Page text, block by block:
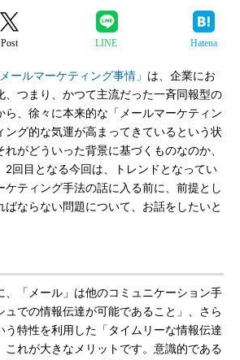
Post LINE Hatena
ールマーケティング事情」 は、企業にお
、つまり、かつて主流だった一斉同報型の
ら、徐々に本来的な「メールマーケティン
ング的な気運が高まってきているという状
がどういった背景に基づくものなのか、
2回目となる今回は、トレンドとなってい
ケティング手法の話に入る前に、前提とし
ばならない問題について、お話をしたいと
「メール」は他のコミュニケーション手
ュでの情報伝達が可能であること」、さら
う特性を利用した「タイムリーな情報伝達
これが大きなメリットです。意識的である